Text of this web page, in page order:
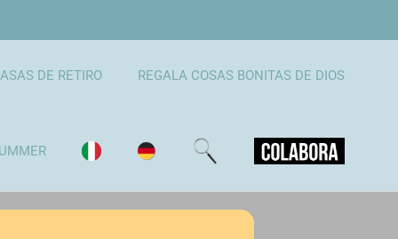
DE RETIRO REGALA COSAS BONITAS DE DIOS